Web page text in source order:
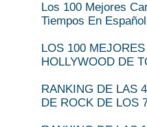
Los 100 Mejores
Tiempos En Español
LOS 100
HOLLYWOOD DE
RANKING DE LAS
DE ROCK DE LOS